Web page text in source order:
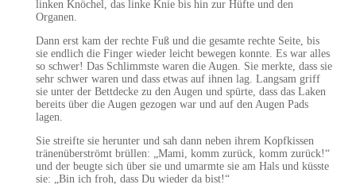
linken Knöchel, das linke Knie bis hin zur Hüfte und den
Organen.
Dann erst kam der rechte Fuß und die gesamte rechte Seite, bis
sie endlich die Finger wieder leicht bewegen konnte. Es war alles
so schwer! Das Schlimmste waren die Augen. Sie merkte, dass sie
sehr schwer waren und dass etwas auf ihnen lag. Langsam griff
sie unter der Bettdecke zu den Augen und spürte, dass das Laken
bereits über die Augen gezogen war und auf den Augen Pads
lagen.
Sie streifte sie herunter und sah dann neben ihrem Kopfkissen
tränenüberströmt brüllen: „Mami, komm zurück, komm zurück!“
und der beugte sich über sie und umarmte sie am Hals und küsste
sie: „Bin ich froh, dass Du wieder da bist!“